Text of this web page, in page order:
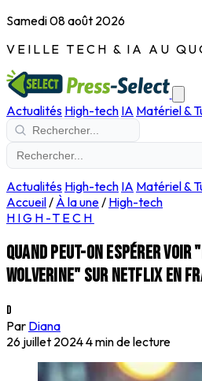
Samedi 08 août 2026
VEILLE TECH & IA AU
Actualités High-tech IA Matériel &
Actualités High-tech IA Matériel &
Accueil/ À la une/ High-tech
HIGH-TECH
Quand peut-on espérer voir
Wolverine" sur Netflix en
D
Par Diana
26 juillet 20244 min de lecture